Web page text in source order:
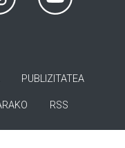
PUBLIZITATEA
RSS